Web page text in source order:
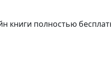
полностью